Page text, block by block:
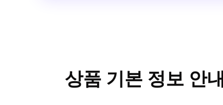
상품 기본 정보 안